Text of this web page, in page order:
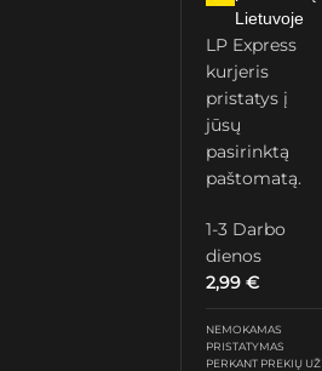
Lietuvoje
LP Express
kurjeris
pristatys į
jūsų
pasirinktą
paštomatą.
1-3 Darbo
dienos
2,99€
NEMOKAMAS
PRISTATYMAS
PERKANT PREKIŲ UŽ